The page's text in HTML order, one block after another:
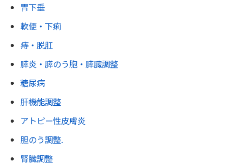
胃下垂
軟便・下痢
痔・脱肛
膵炎・膵のう胞・膵臓調整
糖尿病
肝機能調整
アトピー性皮膚炎
胆のう調整.
腎臓調整